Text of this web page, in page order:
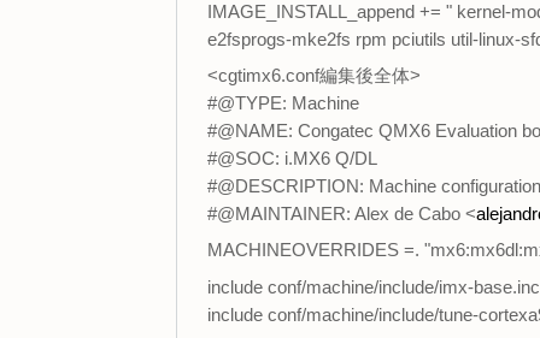
IMAGE_INSTALL_append += " kernel-
e2fsprogs-mke2fs rpm pciutils util-linux-
<cgtimx6.conf編集後全体>
#@TYPE: Machine
#@NAME: Congatec QMX6 Evaluation
#@SOC: i.MX6 Q/DL
#@DESCRIPTION: Machine
#@MAINTAINER: Alex de Cabo <
MACHINEOVERRIDES =.
include conf/machine/include/imx-base.inc
include conf/machine/include/tune-